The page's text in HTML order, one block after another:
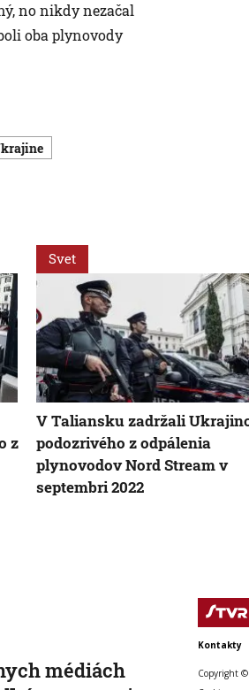
no nikdy nezačal
oba plynovody
z
Svet
V Taliansku zadržali
podozrivého z odpálenia
plynovodov Nord Stream v
septembri 2022
médiách
Kontakty
Copyright ©